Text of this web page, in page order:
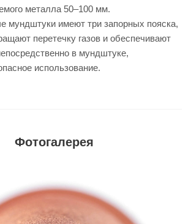
металла 50–100 мм.
мундштуки имеют три запорных пояска,
перетечку газов и обеспечивают
в мундштуке,
использование.
Фотогалерея